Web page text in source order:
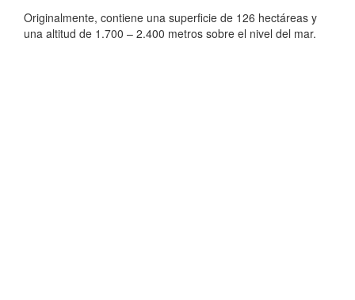
Originalmente, contiene una superficie de 126 hectáreas y
una altitud de 1.700 – 2.400 metros sobre el nivel del mar.